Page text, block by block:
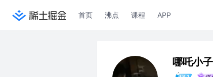
首页 沸点 课程 APP
哪吒小子